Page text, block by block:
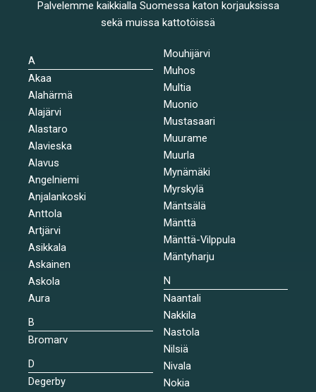
Palvelemme kaikkialla Suomessa katon korjauksissa
sekä muissa kattotöissä
A
Akaa
Alahärmä
Alajärvi
Alastaro
Alavieska
Alavus
Angelniemi
Anjalankoski
Anttola
Artjärvi
Asikkala
Askainen
Askola
Aura
B
Bromarv
D
Degerby
Mouhijärvi
Muhos
Multia
Muonio
Mustasaari
Muurame
Muurla
Mynämäki
Myrskylä
Mäntsälä
Mänttä
Mänttä-Vilppula
Mäntyharju
N
Naantali
Nakkila
Nastola
Nilsiä
Nivala
Nokia